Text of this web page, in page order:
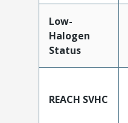
Low-
Halogen
Status
REACH SVHC